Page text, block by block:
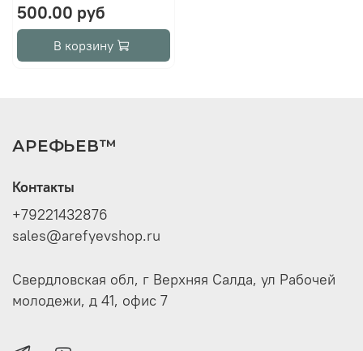
500.00 руб
В корзину
АРЕФЬЕВ™
Контакты
+79221432876
sales@arefyevshop.ru
Свердловская обл, г Верхняя Салда, ул Рабочей
молодежи, д 41, офис 7